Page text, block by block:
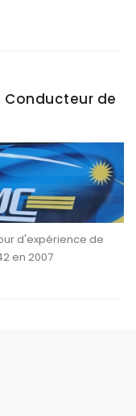
Conducteur de
d'expérience de
en 2007